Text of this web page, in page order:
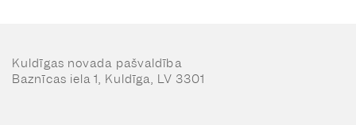
Kuldīgas novada pašvaldība
Baznīcas iela 1, Kuldīga, LV 3301